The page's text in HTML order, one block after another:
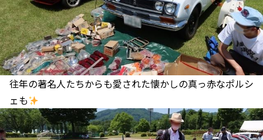
往年の著名人たちからも愛された懐かしの真っ赤なポルシ
ェも